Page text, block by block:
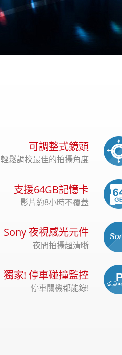
可調整式鏡頭
輕鬆調校最佳的拍攝角度
支援64GB記憶卡
影片約8小時不覆蓋
Sony 夜視感光元件
夜間拍攝超清晰
獨家! 停車碰撞監控
停車關機都能錄!